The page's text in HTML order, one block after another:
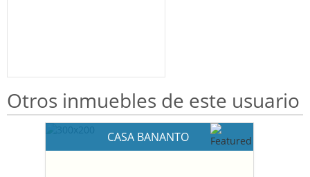
Otros inmuebles de este usuario
CASA BANANTO